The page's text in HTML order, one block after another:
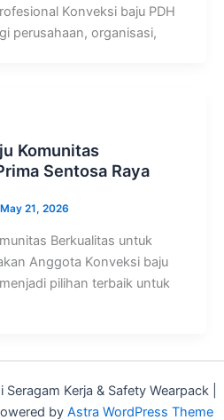
Konveksi baju PDH
perusahaan, organisasi,
Komunitas
Sentosa Raya
May 21, 2026
Berkualitas untuk
Anggota Konveksi baju
pilihan terbaik untuk
Kerja & Safety Wearpack |
by Astra WordPress Theme